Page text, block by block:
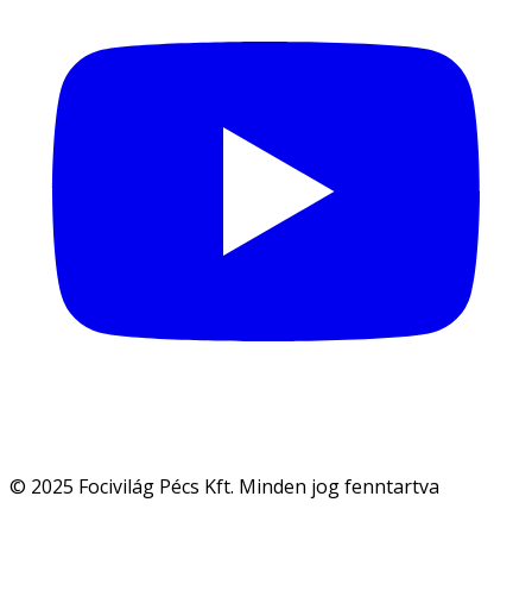
© 2025 Focivilág Pécs Kft. Minden jog fenntartva